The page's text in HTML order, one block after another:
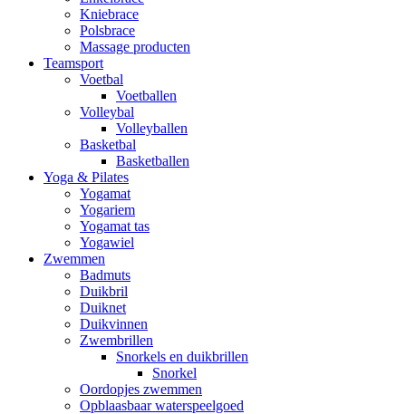
Kniebrace
Polsbrace
Massage producten
Teamsport
Voetbal
Voetballen
Volleybal
Volleyballen
Basketbal
Basketballen
Yoga & Pilates
Yogamat
Yogariem
Yogamat tas
Yogawiel
Zwemmen
Badmuts
Duikbril
Duiknet
Duikvinnen
Zwembrillen
Snorkels en duikbrillen
Snorkel
Oordopjes zwemmen
Opblaasbaar waterspeelgoed